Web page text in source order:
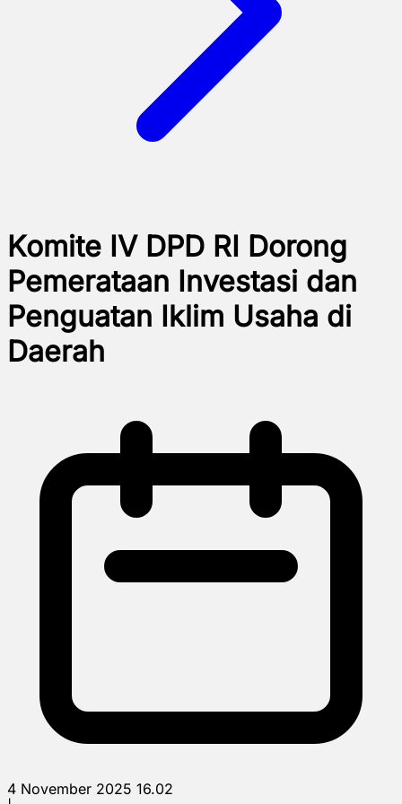
Komite IV DPD RI Dorong
Pemerataan Investasi dan
Penguatan Iklim Usaha di
Daerah
4 November 2025 16.02